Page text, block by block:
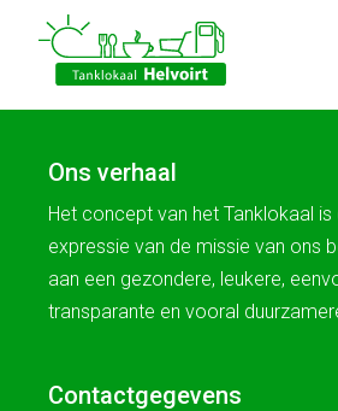
Ons verhaal
Het concept van het Tanklokaal is
expressie van de missie van ons
aan een gezondere, leukere,
transparante en vooral
Contactgegevens